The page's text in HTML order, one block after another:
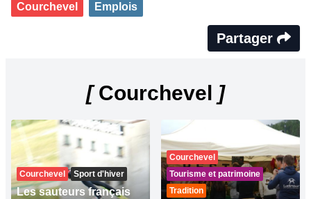
Courchevel Emplois
Partager
[Courchevel ]
Courchevel Sport d'hiver
Les sauteurs français
Courchevel
Tourisme et patrimoine
Tradition